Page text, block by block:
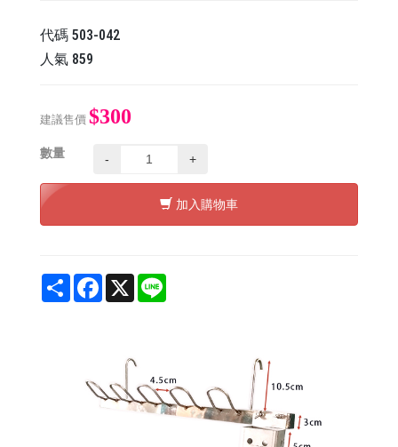
代碼 503-042
人氣 859
建議售價 $300
數量 - +
加入購物車
Share Facebook
X